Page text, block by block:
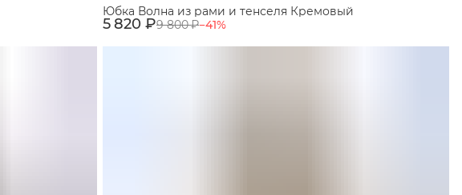
5 820 ₽9 800 ₽−41%
Юбка Волна из рами и тенселя Кремовый